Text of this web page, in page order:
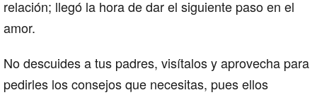
relación; llegó la hora de dar el siguiente paso en el
amor.
No descuides a tus padres, visítalos y aprovecha para
pedirles los consejos que necesitas, pues ellos